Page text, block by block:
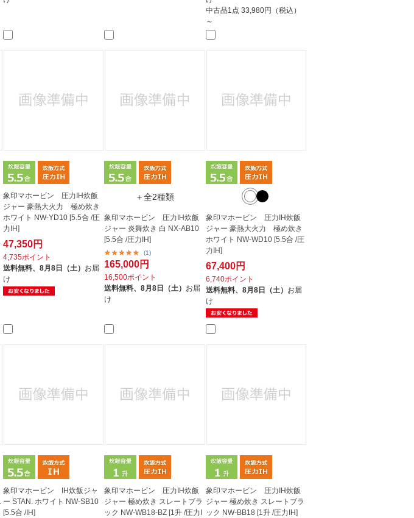
中古品1点 33,980円（税込）
～
象印マホービン 圧力IH炊飯
ジャー 豪熱大火力 極め炊き
ホワイト NW-YD10 [5.5合 /圧
力IH]
47,350円
4,735ポイント
送料無料、 8月8日（土） お届
け
＋全2種類
象印マホービン 圧力IH炊飯
ジャー 炎舞炊き 白 NX-AB10
[5.5合 /圧力IH]
(1)
165,000円
16,500ポイント
送料無料、8月8日（土） お届
け
象印マホービン 圧力IH炊飯
ジャー 豪熱大火力 極め炊き
ホワイト NW-WD10 [5.5合 /圧
力IH]
67,400円
6,740ポイント
送料無料、 8月8日（土） お届
け
象印マホービン IH炊飯ジャ
ー STAN. ホワイト NW-SB10
[5.5合 /IH]
象印マホービン 圧力IH炊飯
ジャー 極め炊き スレートブラ
ック NW-WB18-BZ [1升 /圧力I
象印マホービン 圧力IH炊飯
ジャー 極め炊き スレートブラ
ック NW-BB18 [1升 /圧力IH]